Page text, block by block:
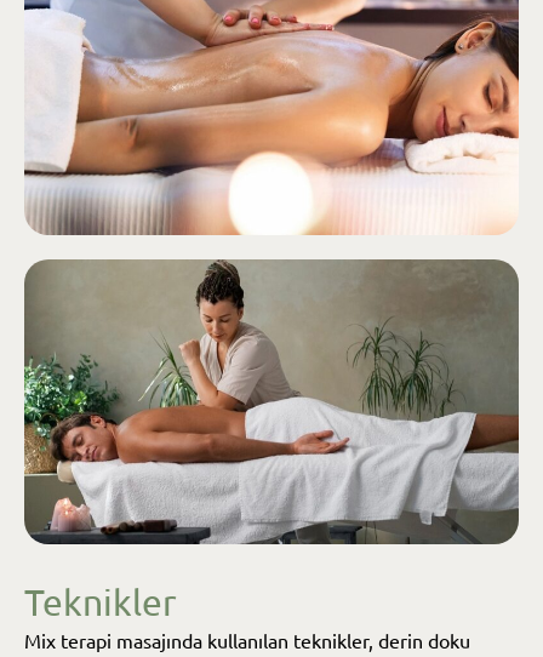
Teknikler
Mix terapi masajında kullanılan teknikler, derin doku